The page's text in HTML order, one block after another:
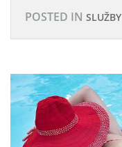
POSTED IN SLUŽBY